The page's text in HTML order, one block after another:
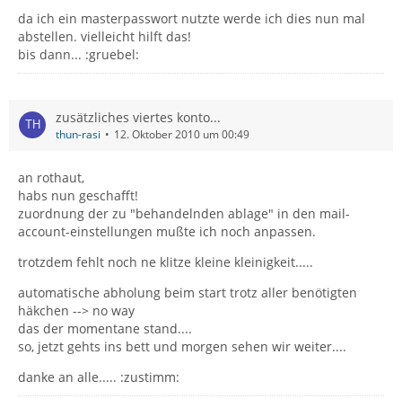
da ich ein masterpasswort nutzte werde ich dies nun mal
abstellen. vielleicht hilft das!
bis dann... :gruebel:
zusätzliches viertes konto...
thun-rasi 12. Oktober 2010 um 00:49
an rothaut,
habs nun geschafft!
zuordnung der zu "behandelnden ablage" in den mail-
account-einstellungen mußte ich noch anpassen.
trotzdem fehlt noch ne klitze kleine kleinigkeit.....
automatische abholung beim start trotz aller benötigten
häkchen --> no way
das der momentane stand....
so, jetzt gehts ins bett und morgen sehen wir weiter....
danke an alle..... :zustimm: